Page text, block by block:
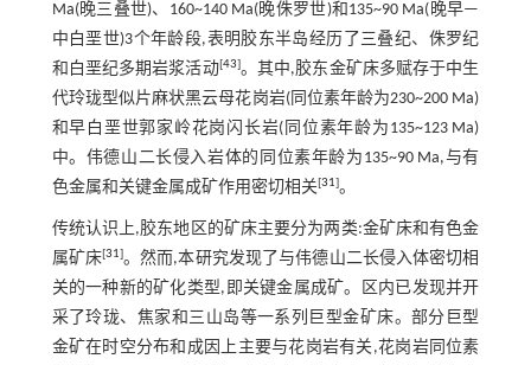
Ma(晚三叠世)、160~140 Ma(晚侏罗世)和135~90 Ma(晚早—
中白垩世)3个年龄段,表明胶东半岛经历了三叠纪、侏罗纪
和白垩纪多期岩浆活动[43]。其中,胶东金矿床多赋存于中生
代玲珑型似片麻状黑云母花岗岩(同位素年龄为230~200 Ma)
和早白垩世郭家岭花岗闪长岩(同位素年龄为135~123 Ma)
中。伟德山二长侵入岩体的同位素年龄为135~90 Ma,与有
色金属和关键金属成矿作用密切相关[31]。
传统认识上,胶东地区的矿床主要分为两类:金矿床和有色金
属矿床[31]。然而,本研究发现了与伟德山二长侵入体密切相
关的一种新的矿化类型,即关键金属成矿。区内已发现并开
采了玲珑、焦家和三山岛等一系列巨型金矿床。部分巨型
金矿在时空分布和成因上主要与花岗岩有关,花岗岩同位素